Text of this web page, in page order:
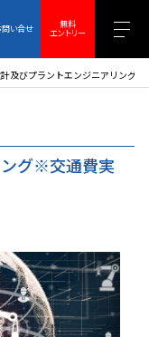
問い合せ 無料
エントリー
料エントリー
及びプラントエンジニアリング
グ※交通費実